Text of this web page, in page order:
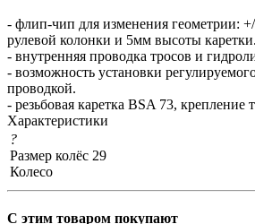
- флип-чип для изменения геометрии:
рулевой колонки и 5мм высоты каретки.
- внутренняя проводка тросов и
- возможность установки
проводкой.
- резьбовая каретка BSA 73, крепление
Характеристики
?
Размер колёс
Колесо
29
С этим товаром покупают